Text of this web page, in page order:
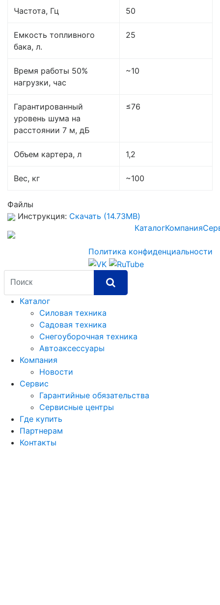
Частота, Гц 50
Емкость топливного
бака, л.
25
Время работы 50%
нагрузки, час
~10
Гарантированный
уровень шума на
расстоянии 7 м, дБ
≤76
Объем картера, л 1,2
Вес, кг ~100
Файлы
Инструкция: Скачать (14.73MB)
КаталогКомпания
Политика конфиденциальности
Каталог
Силовая техника
Садовая техника
Снегоуборочная техника
Автоаксессуары
Компания
Новости
Сервис
Гарантийные обязательства
Сервисные центры
Где купить
Партнерам
Контакты